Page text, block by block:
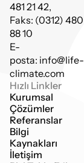
481 21 42,
Faks: (0312) 480
88 10
E-
posta: info@life-
climate.com
Hızlı Linkler
Kurumsal
Çözümler
Referanslar
Bilgi
Kaynakları
İletişim